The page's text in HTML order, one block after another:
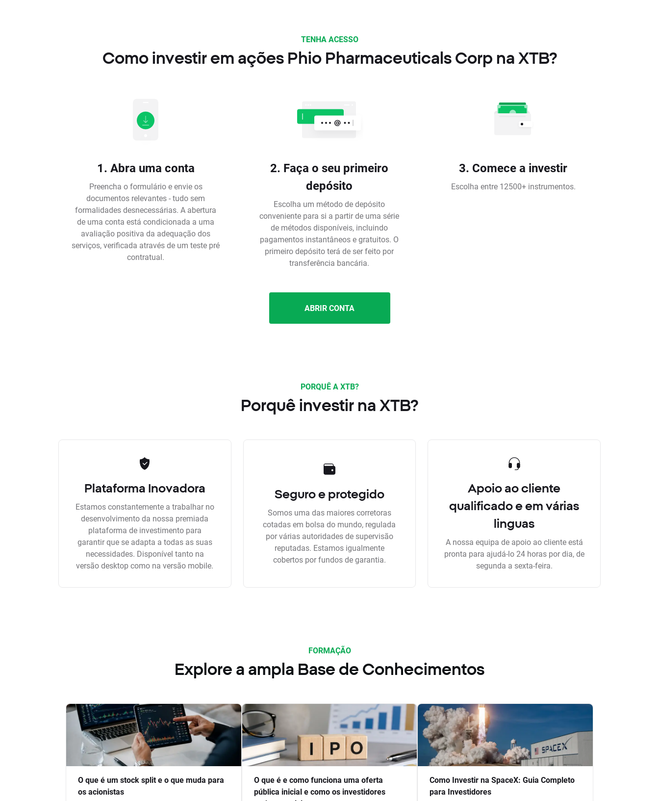
TENHA ACESSO
Como investir em ações Phio Pharmaceuticals Corp na XTB?
1. Abra uma conta
Preencha o formulário e envie os
documentos relevantes - tudo sem
formalidades desnecessárias. A abertura
de uma conta está condicionada a uma
avaliação positiva da adequação dos
serviços, verificada através de um teste pré
contratual.
2. Faça o seu primeiro
depósito
Escolha um método de depósito
conveniente para si a partir de uma série
de métodos disponíveis, incluindo
pagamentos instantâneos e gratuitos. O
primeiro depósito terá de ser feito por
transferência bancária.
3. Comece a investir
Escolha entre 12500+ instrumentos.
ABRIR CONTA
PORQUÊ A XTB?
Porquê investir na XTB?
Plataforma Inovadora
Estamos constantemente a trabalhar no
desenvolvimento da nossa premiada
plataforma de investimento para
garantir que se adapta a todas as suas
necessidades. Disponível tanto na
versão desktop como na versão mobile.
Seguro e protegido
Somos uma das maiores corretoras
cotadas em bolsa do mundo, regulada
por várias autoridades de supervisão
reputadas. Estamos igualmente
cobertos por fundos de garantia.
Apoio ao cliente
qualificado e em várias
linguas
A nossa equipa de apoio ao cliente está
pronta para ajudá-lo 24 horas por dia, de
segunda a sexta-feira.
FORMAÇÃO
Explore a ampla Base de Conhecimentos
O que é um stock split e o que muda para
os acionistas
O que é e como funciona uma oferta
pública inicial e como os investidores
Como Investir na SpaceX: Guia Completo
para Investidores